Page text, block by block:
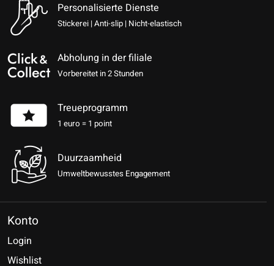
Personalisierte Dienste
Stickerei | Anti-slip | Nicht-elastisch
Abholung in der filiale
Vorbereitet in 2 Stunden
Treueprogramm
1 euro = 1 point
Duurzaamheid
Umweltbewusstes Engagement
Konto
Login
Wishlist